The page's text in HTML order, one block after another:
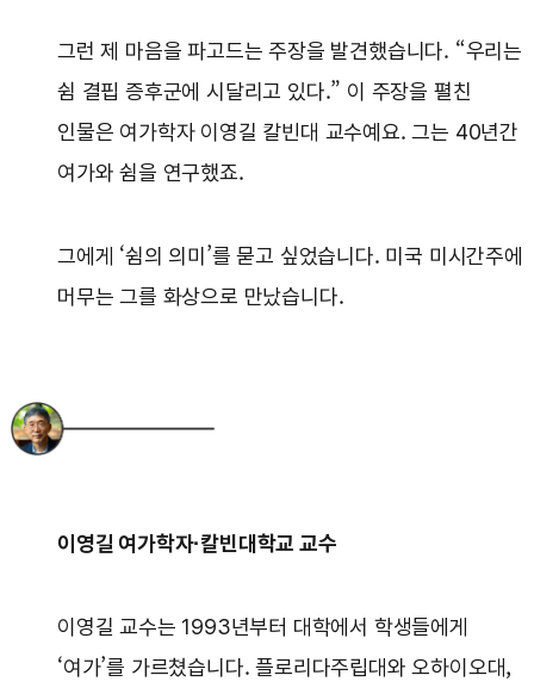
그런 제 마음을 파고드는 주장을 발견했습니다. “우리는
쉼 결핍 증후군에 시달리고 있다.” 이 주장을 펼친
인물은 여가학자 이영길 칼빈대 교수예요. 그는 40년간
여가와 쉼을 연구했죠.
그에게 ‘쉼의 의미’를 묻고 싶었습니다. 미국 미시간주에
머무는 그를 화상으로 만났습니다.
이영길 여가학자·칼빈대학교 교수
이영길 교수는 1993년부터 대학에서 학생들에게
‘여가’를 가르쳤습니다. 플로리다주립대와 오하이오대,